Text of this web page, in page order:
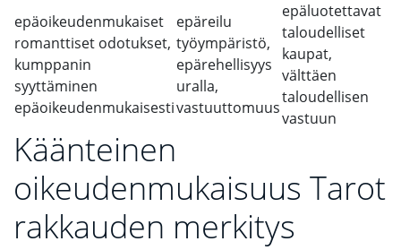
epäoikeudenmukaiset
romanttiset odotukset,
kumppanin
syyttäminen
epäoikeudenmukaisesti
epäreilu
työympäristö,
epärehellisyys
uralla,
vastuuttomuus
epäluotettavat
taloudelliset
kaupat,
välttäen
taloudellisen
vastuun
Käänteinen
oikeudenmukaisuus Tarot
rakkauden merkitys